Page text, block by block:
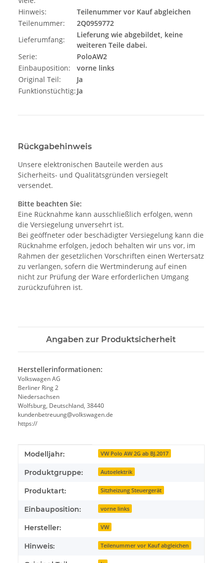
Hinweis:
Teilenummer vor Kauf abgleichen
Teilenummer:
2Q0959772
Lieferumfang:
Lieferung wie abgebildet, keine
weiteren Teile dabei.
Serie:
PoloAW2
Einbauposition:
vorne links
Original Teil:
Ja
Funktionstüchtig: Ja
Rückgabehinweis
Unsere elektronischen Bauteile werden aus
Sicherheits- und Qualitätsgründen versiegelt
versendet.
Bitte beachten Sie:
Eine Rücknahme kann ausschließlich erfolgen, wenn
die Versiegelung unversehrt ist.
Bei geöffneter oder beschädigter Versiegelung kann die
Rücknahme erfolgen, jedoch behalten wir uns vor, im
Rahmen der gesetzlichen Vorschriften einen Wertersatz
zu verlangen, sofern die Wertminderung auf einen
nicht zur Prüfung der Ware erforderlichen Umgang
zurückzuführen ist.
Angaben zur Produktsicherheit
Herstellerinformationen:
Volkswagen AG
Berliner Ring 2
Niedersachsen
Wolfsburg, Deutschland, 38440
kundenbetreuung@volkswagen.de
https://
Produkteigenschaft
Wert
Modelljahr: VW Polo AW 2G ab BJ.2017
Produktgruppe: Autoelektrik
Produktart: Sitzheizung Steuergerät
Einbauposition: vorne links
Hersteller: VW
Hinweis: Teilenummer vor Kauf abgleichen